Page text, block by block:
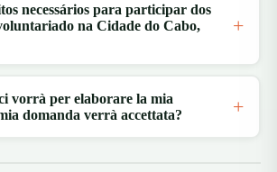
necessários para participar dos
na Cidade do Cabo,
vorrà per elaborare la mia
domanda verrà accettata?